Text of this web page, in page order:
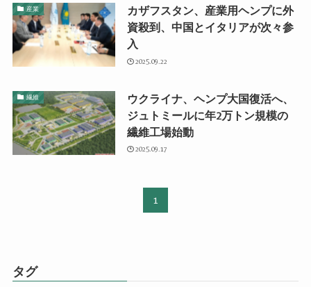
産業
カザフスタン、産業用ヘンプに外
資殺到、中国とイタリアが次々参
入
2025.09.22
繊維
ウクライナ、ヘンプ大国復活へ、
ジュトミールに年2万トン規模の
繊維工場始動
2025.09.17
1
タグ